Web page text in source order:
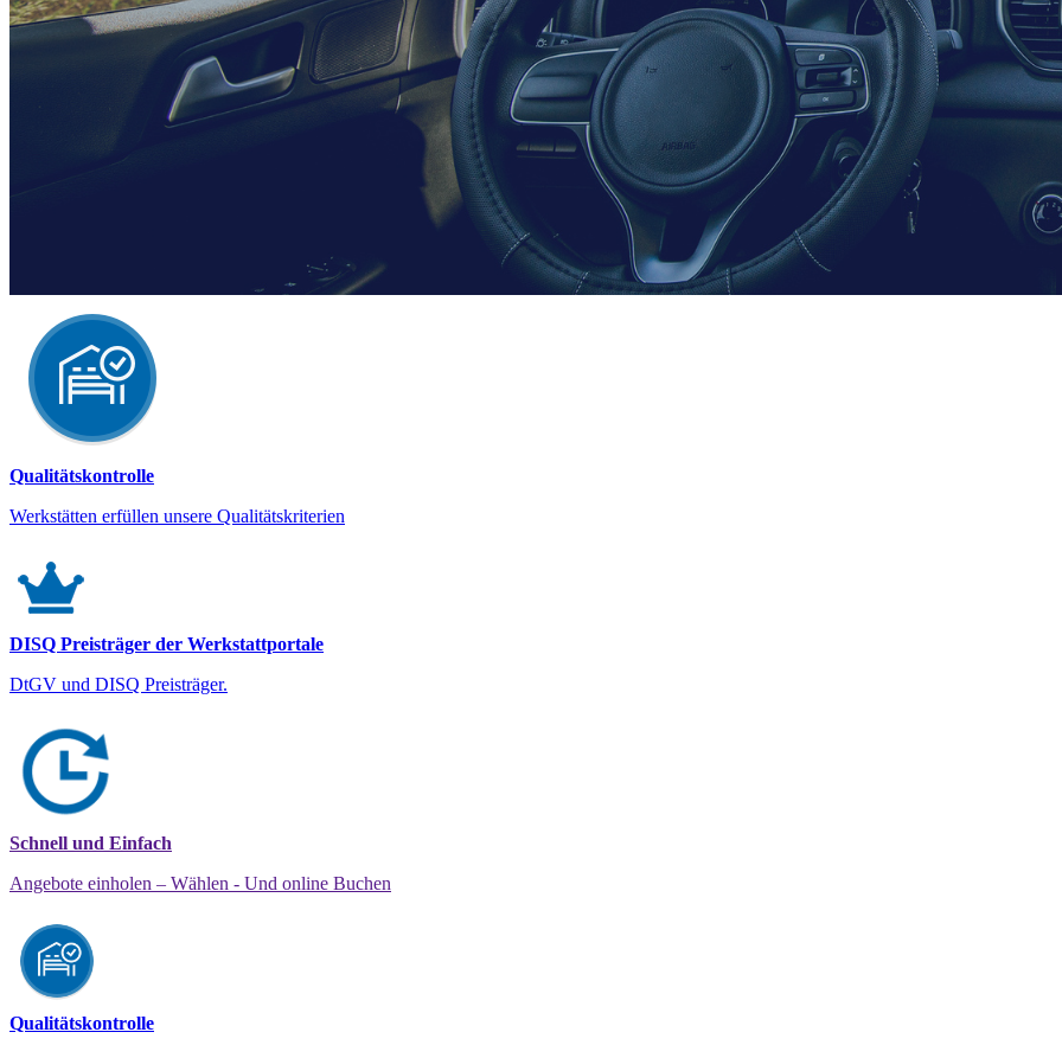
Qualitätskontrolle
Werkstätten erfüllen unsere Qualitätskriterien
DISQ Preisträger der Werkstattportale
DtGV und DISQ Preisträger.
Schnell und Einfach
Angebote einholen – Wählen - Und online Buchen
Qualitätskontrolle